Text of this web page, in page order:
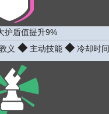
护盾值提升9%
义 ◆ 主动技能 ◆ 冷却时